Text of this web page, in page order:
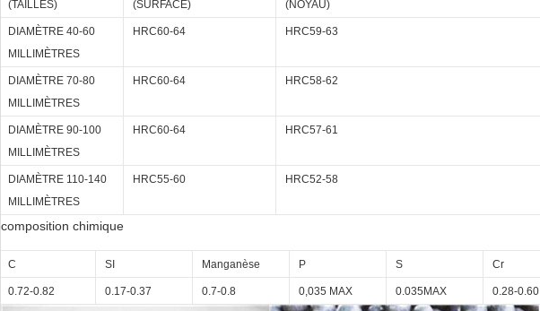
(TAILLES) (SURFACE) (NOYAU)
DIAMÈTRE 40-60
MILLIMÈTRES
HRC60-64 HRC59-63
DIAMÈTRE 70-80
MILLIMÈTRES
HRC60-64 HRC58-62
DIAMÈTRE 90-100
MILLIMÈTRES
HRC60-64 HRC57-61
DIAMÈTRE 110-140
MILLIMÈTRES
HRC55-60 HRC52-58
composition chimique
C SI Manganèse P S Cr
0.72-0.82 0.17-0.37 0.7-0.8 0,035 MAX 0.035MAX 0.28-0.60